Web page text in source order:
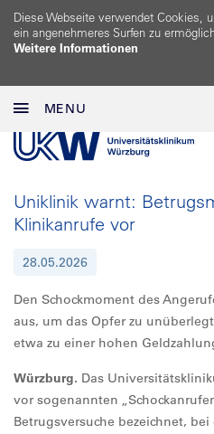
Diese Webseite verwendet Cookies,
ein angenehmeres Surfen zu
Weitere Informationen
MENU
Uniklinik warnt:
Klinikanrufe vor
28.05.2026
Den Schockmoment des
aus, um das Opfer zu
etwa zu einer hohen
Würzburg. Das
vor sogenannten
Betrugsversuche bezeichnet,